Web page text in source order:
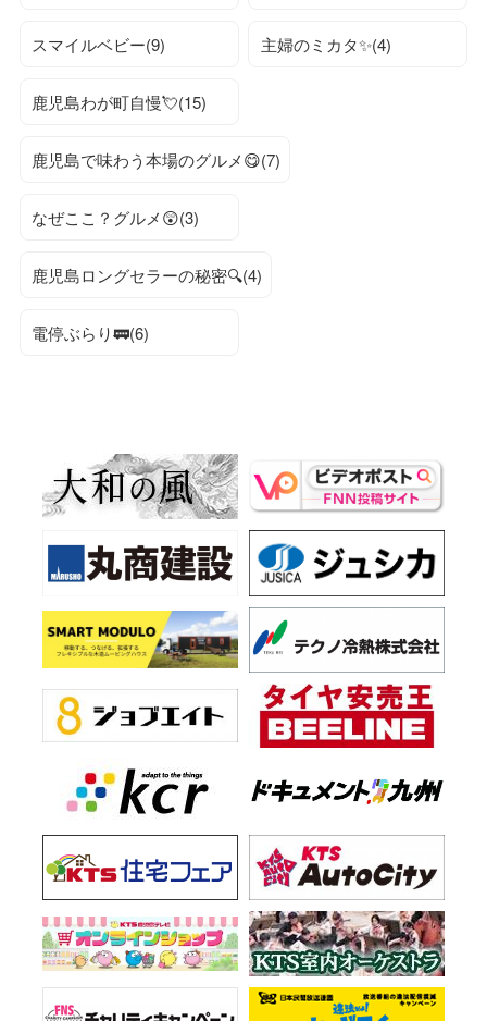
スマイルベビー(9) 主婦のミカタ✨(4)
鹿児島わが町自慢💘(15)
鹿児島で味わう本場のグルメ😋(7)
なぜここ？グルメ😲(3)
鹿児島ロングセラーの秘密🔍(4)
電停ぶらり🚃(6)